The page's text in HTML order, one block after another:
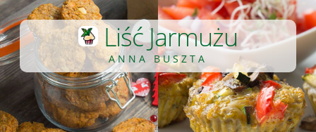
Liść Jarmużu
ANNA BUSZTA